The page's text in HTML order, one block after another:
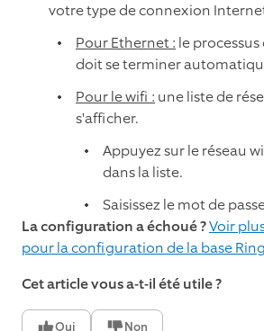
votre type de connexion
Pour Ethernet : le
doit se terminer
Pour le wifi : une liste de
s'afficher.
Appuyez sur le réseau
dans la liste.
Saisissez le mot de
La configuration a échoué ?Voir
pour la configuration de la base
Cet article vous a-t-il été utile ?
Oui Non